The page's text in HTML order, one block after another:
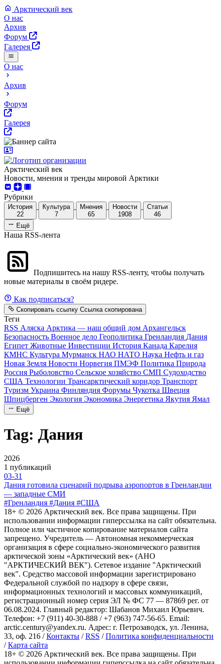
Арктический век
О нас
Архив
Форум
Галерея
О нас
Архив
Форум
Галерея
Арктический век
Новости, мнения и тренды мировой Арктики
Рубрики
История
22
Культура
7
Мнения
65
Новости
1908
Статьи
46
Ещё
Наша RSS-лента
Подпишитесь на нашу RSS-ленту, чтобы получать
новые материалы в своём ридере.
Как подписаться?
Скопировать ссылку Ссылка скопирована
Теги
RSS Аляска Арктика — наш общий дом Архангельск
Безопасность Военное дело Геополитика Гренландия Дания
Египет Животные Инвестиции История Канада Карелия
КМНС Культура Мурманск НАО НАТО Наука Нефть и газ
Новая Земля Новости Норвегия ПМЭФ Политика Природа
Россия Рыболовство Сельское хозяйство СМП Судоходство
США Технологии Трансарктический коридор Транспорт
Туризм Украина Финляндия Форумы Чукотка Швеция
Шпицберген Экология Экономика Энергетика Якутия Ямал
Ещё
Tag: Дания
2026
1 публикаций
03-31
Дания готовила сценарий подрыва аэропортов в Гренландии
— западные СМИ
#Гренландия #Дания #США
18+ © 2026 Арктический век. Все права защищены. При
использовании информации гиперссылка на сайт обязательна.
Полное или частичное копирование материалов сайта
запрещено. Учредитель — Автономная некоммерческая
организация в сфере социально-экономического развития
арктической зоны «Арктический век» (АНО
"АРКТИЧЕСКИЙ ВЕК"). Сетевое издание "Арктический
век". Средство массовой информации зарегистрировано
Федеральной службой по надзору в сфере связи,
информационных технологий и массовых коммуникаций,
регистрационный номер серия ЭЛ № ФС 77 — 87869 рег. от
06.08.2024. Главный редактор: Шабанов Михаил Юрьевич.
Телефон: +7 (911) 40-30-888 / +7 (963) 747-56-65. Email:
arctic.century@yandex.ru. Адрес: г. Петрозаводск, ул. Ленина,
33, оф. 216 /Контакты /RSS /Политика конфиденциальности
/Карта сайта
18+ © 2026 Арктический век. Все права защищены. При